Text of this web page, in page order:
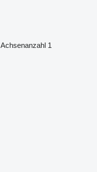
Achsenanzahl 1